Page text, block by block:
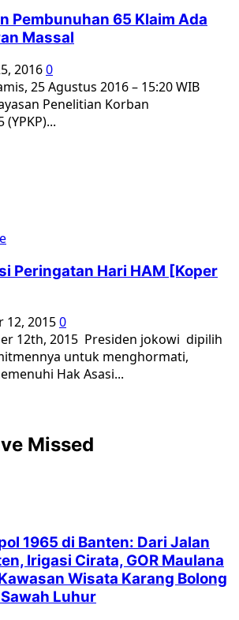
Pembunuhan 65 Klaim Ada
Massal
20160
25 Agustus 2016 – 15:20 WIB
Penelitian Korban
Peringatan Hari HAM [Koper
12, 20150
12th, 2015 Presiden jokowi dipilih
untuk menghormati,
Hak Asasi...
Missed
1965 di Banten: Dari Jalan
Irigasi Cirata, GOR Maulana
Wisata Karang Bolong
Luhur